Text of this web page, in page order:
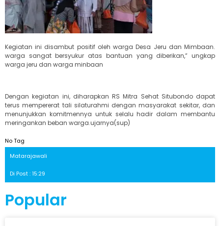
Kegiatan ini disambut positif oleh warga Desa Jeru dan Mimbaan.
warga sangat bersyukur atas bantuan yang diberikan,” ungkap
warga jeru dan warga minbaan
Dengan kegiatan ini, diharapkan RS Mitra Sehat Situbondo dapat
terus mempererat tali silaturahmi dengan masyarakat sekitar, dan
menunjukkan komitmennya untuk selalu hadir dalam membantu
meringankan beban warga.ujarnya(sup)
No Tag
Matarajawali
Di Post : 15:29
Popular